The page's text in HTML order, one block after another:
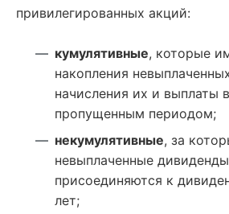
привилегированных акций:
кумулятивные, которые
накопления
начисления их и выплаты
пропущенным периодом;
некумулятивные, за
невыплаченные
присоединяются к
лет;